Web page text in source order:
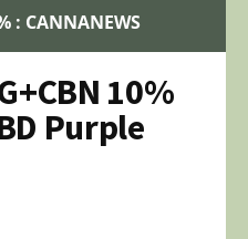
: CANNANEWS
10%
Purple